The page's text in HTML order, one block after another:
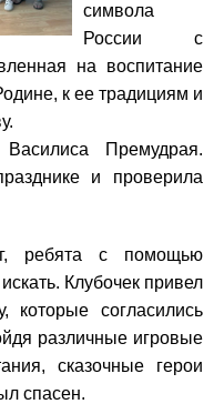
символа
России с
на воспитание
к ее традициям и
Премудрая.
и проверила
ребята с помощью
Клубочек привел
согласились
различные игровые
сказочные герои
спасен.